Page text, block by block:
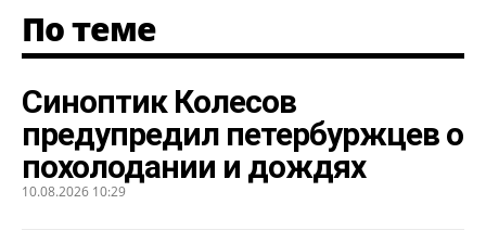
По теме
Синоптик Колесов
предупредил петербуржцев о
похолодании и дождях
10.08.2026 10:29